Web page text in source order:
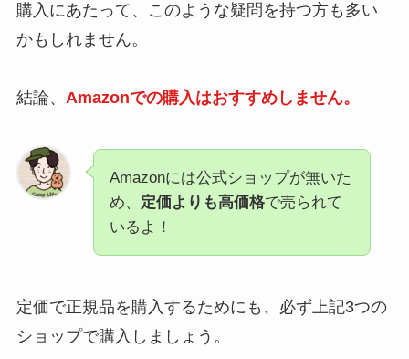
購入にあたって、このような疑問を持つ方も多い
かもしれません。
結論、 Amazonでの購入はおすすめしません。
Amazonには公式ショップが無いた
め、 定価よりも高価格で売られて
いるよ！
定価で正規品を購入するためにも、必ず上記3つの
ショップで購入しましょう。